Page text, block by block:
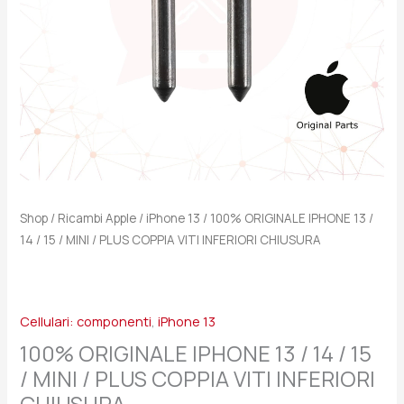
Shop / Ricambi Apple / iPhone 13 / 100% ORIGINALE IPHONE 13 /
14 / 15 / MINI / PLUS COPPIA VITI INFERIORI CHIUSURA
Cellulari: componenti,iPhone 13
100% ORIGINALE IPHONE 13 / 14 / 15
/ MINI / PLUS COPPIA VITI INFERIORI
VITI
INFERIORI
CHIUSURA
quantità